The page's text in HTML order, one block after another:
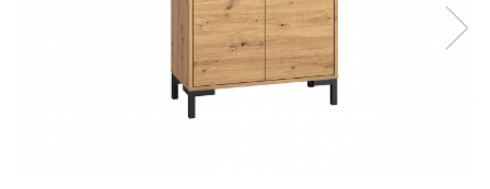
Scaune living/dining
Set mobilier Living
Seturi masa +scaune
Seturi dormitoare
saltea/Somiere/Gratii